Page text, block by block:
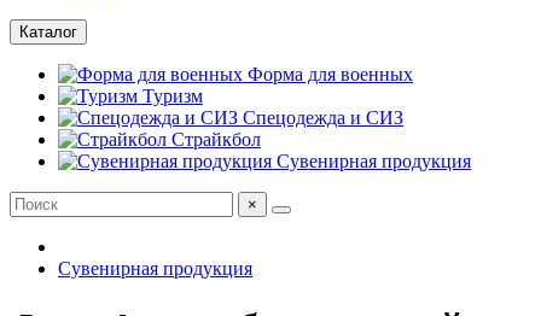
Каталог
Форма для военных
Туризм
Спецодежда и СИЗ
Страйкбол
Сувенирная продукция
×
Сувенирная продукция